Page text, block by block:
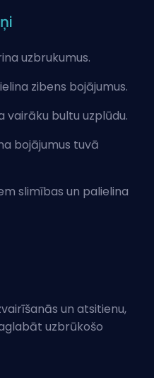
uzbrukumus.
zibens bojājumus.
vairāku bultu uzplūdu.
bojājumus tuvā
slimības un palielina
un atsitienu,
uzbrūkošo